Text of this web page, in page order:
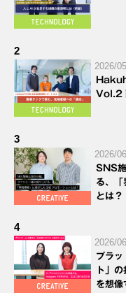
2
2026/
Vol.2
3
2026/
SNS施
る、
とは？
4
2026/
プラッ
ト」
を想